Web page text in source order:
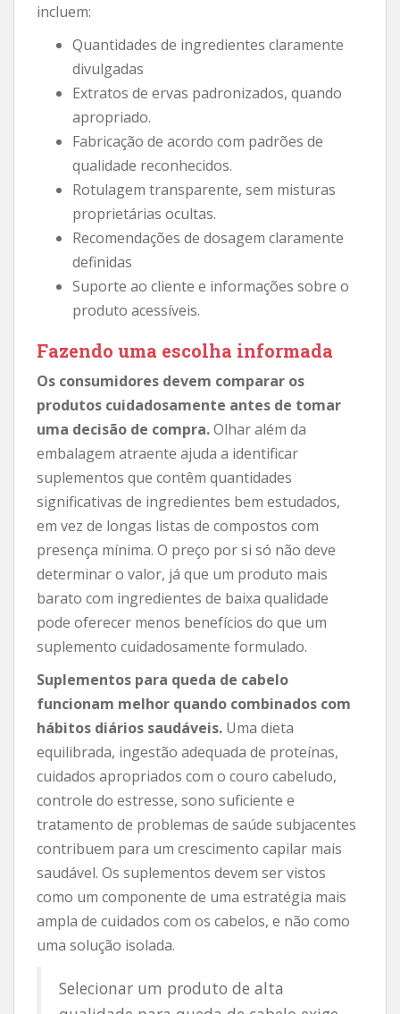
incluem:
Quantidades de ingredientes claramente
divulgadas
Extratos de ervas padronizados, quando
apropriado.
Fabricação de acordo com padrões de
qualidade reconhecidos.
Rotulagem transparente, sem misturas
proprietárias ocultas.
Recomendações de dosagem claramente
definidas
Suporte ao cliente e informações sobre o
produto acessíveis.
Fazendo uma escolha informada
Os consumidores devem comparar os
produtos cuidadosamente antes de tomar
uma decisão de compra.Olhar além da
embalagem atraente ajuda a identificar
suplementos que contêm quantidades
significativas de ingredientes bem estudados,
em vez de longas listas de compostos com
presença mínima. O preço por si só não deve
determinar o valor, já que um produto mais
barato com ingredientes de baixa qualidade
pode oferecer menos benefícios do que um
suplemento cuidadosamente formulado.
Suplementos para queda de cabelo
funcionam melhor quando combinados com
hábitos diários saudáveis. Uma dieta
equilibrada, ingestão adequada de proteínas,
cuidados apropriados com o couro cabeludo,
controle do estresse, sono suficiente e
tratamento de problemas de saúde subjacentes
contribuem para um crescimento capilar mais
saudável. Os suplementos devem ser vistos
como um componente de uma estratégia mais
ampla de cuidados com os cabelos, e não como
uma solução isolada.
Selecionar um produto de alta